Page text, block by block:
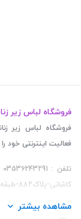
فروشگاه لباس زیر
فروشگاه لباس زیر
فعالیت اینترنتی خود را از سال 1402
کاشانی-پلاک882-طبقه همکف
مشاهده بیشتر